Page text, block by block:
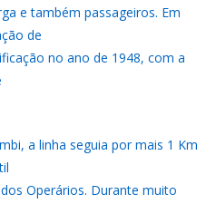
e também passageiros. Em
de
no ano de 1948, com a
a linha seguia por mais 1 Km
Operários. Durante muito